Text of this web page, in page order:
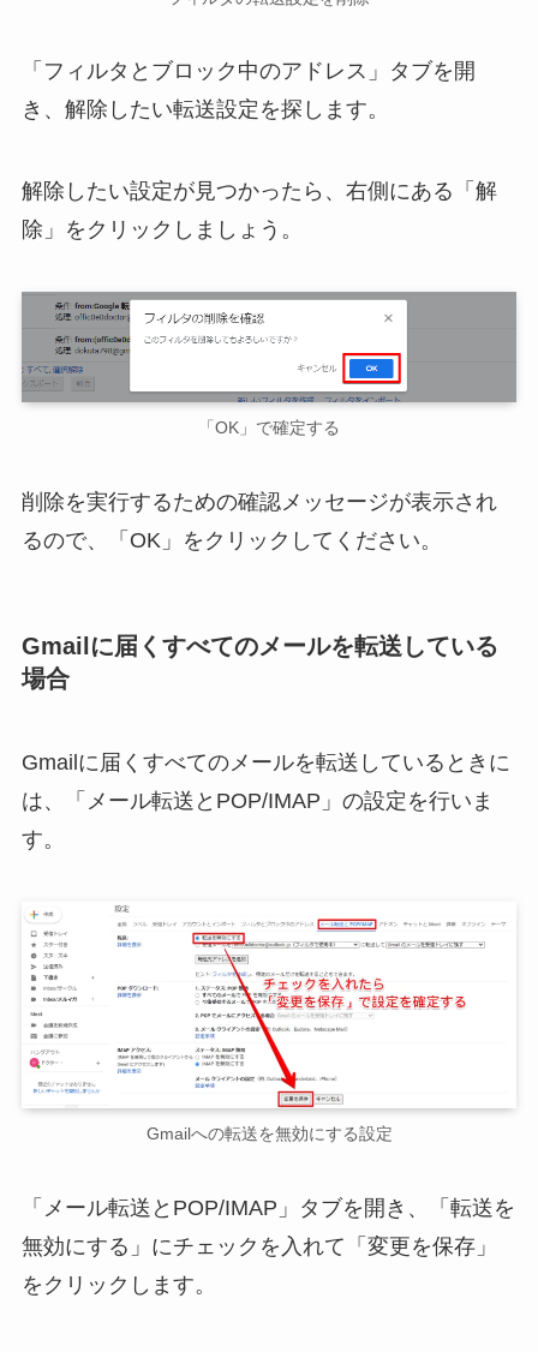
「フィルタとブロック中のアドレス」タブを開
き、解除したい転送設定を探します。
解除したい設定が見つかったら、右側にある「解
除」をクリックしましょう。
「OK」で確定する
削除を実行するための確認メッセージが表示され
るので、「OK」をクリックしてください。
Gmailに届くすべてのメールを転送している
場合
Gmailに届くすべてのメールを転送しているときに
は、「メール転送とPOP/IMAP」の設定を行いま
す。
Gmailへの転送を無効にする設定
「メール転送とPOP/IMAP」タブを開き、「転送を
無効にする」にチェックを入れて「変更を保存」
をクリックします。